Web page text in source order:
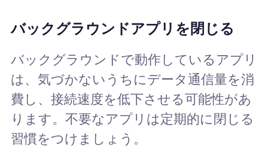
バックグラウンドアプリを閉じる
バックグラウンドで動作しているアプリ
は、気づかないうちにデータ通信量を消
費し、接続速度を低下させる可能性があ
ります。不要なアプリは定期的に閉じる
習慣をつけましょう。